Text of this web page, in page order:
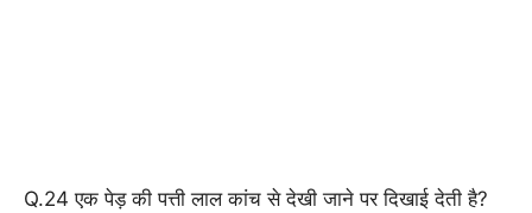
Q.24 एक पेड़ की पत्ती लाल कांच से देखी जाने पर दिखाई देती है?